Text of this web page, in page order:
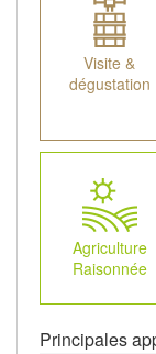
Visite &
dégustation
Agriculture
Raisonnée
Principales